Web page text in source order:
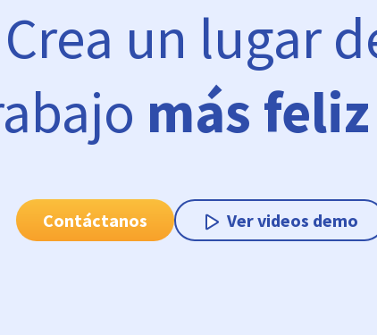
Crea un lugar
más feliz
Contáctanos Ver videos demo